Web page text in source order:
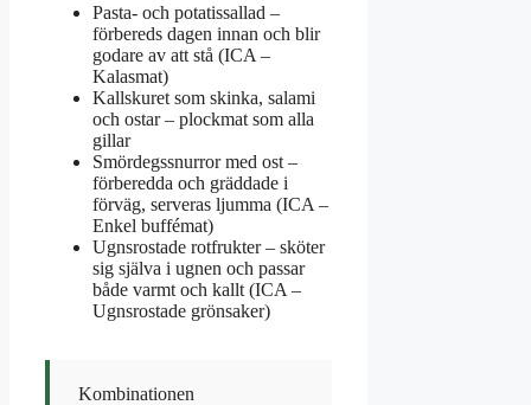
Pasta- och potatissallad –
förbereds dagen innan och blir
godare av att stå (ICA –
Kalasmat)
Kallskuret som skinka, salami
och ostar – plockmat som alla
gillar
Smördegssnurror med ost –
förberedda och gräddade i
förväg, serveras ljumma (ICA –
Enkel buffémat)
Ugnsrostade rotfrukter – sköter
sig själva i ugnen och passar
både varmt och kallt (ICA –
Ugnsrostade grönsaker)
Kombinationen